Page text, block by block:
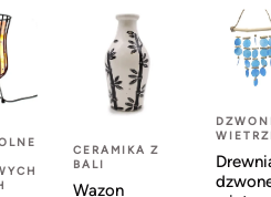
CERAMIKA Z
BALI
Wazon